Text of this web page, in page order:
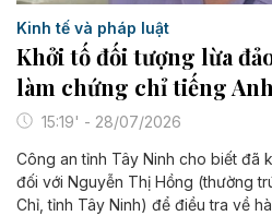
Kinh tế và pháp luật
Khởi tố đối tượng lừa
làm chứng chỉ tiếng
15:19' - 28/07/2026
Công an tỉnh Tây Ninh cho biết đã
đối với Nguyễn Thị Hồng (thường
Chỉ, tỉnh Tây Ninh) để điều tra về